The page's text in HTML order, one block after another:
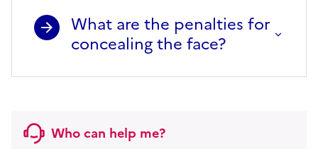
What are the penalties for
concealing the face?
Who can help me?